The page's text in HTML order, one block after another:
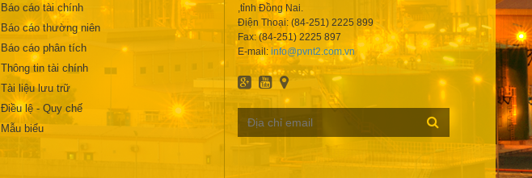
Báo cáo tài chính
Báo cáo thường niên
Báo cáo phân tích
Thông tin tài chính
Tài liệu lưu trữ
Điều lệ - Quy chế
Mẫu biểu
,tỉnh Đồng Nai.
Điện Thoại: (84-251) 2225 899
Fax: (84-251) 2225 897
E-mail: info@pvnt2.com.vn